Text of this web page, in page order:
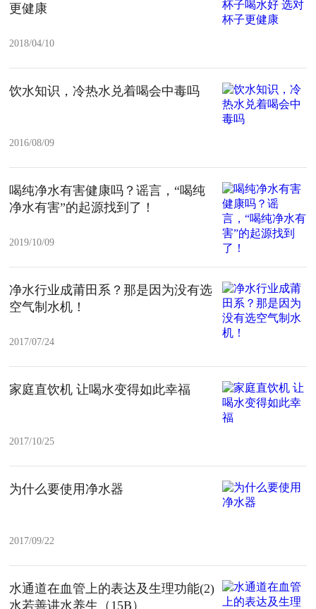
更健康
2018/04/10
饮水知识，冷热水兑着喝会中毒吗
2016/08/09
喝纯净水有害健康吗？谣言，“喝纯
净水有害”的起源找到了！
2019/10/09
净水行业成莆田系？那是因为没有选
空气制水机！
2017/07/24
家庭直饮机 让喝水变得如此幸福
2017/10/25
为什么要使用净水器
2017/09/22
水通道在血管上的表达及生理功能(2)
水若善讲水养生（15B）